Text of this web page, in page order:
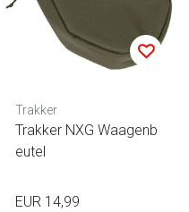
Trakker
Trakker NXG Waagenb
eutel
EUR 14,99